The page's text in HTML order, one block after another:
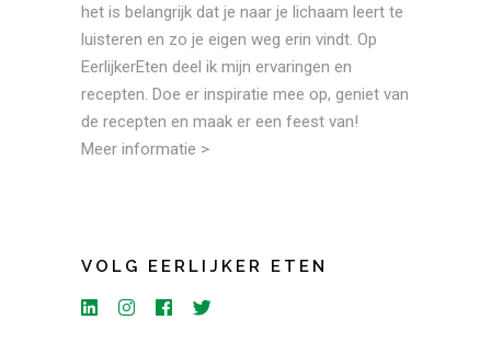
het is belangrijk dat je naar je lichaam leert te
luisteren en zo je eigen weg erin vindt. Op
EerlijkerEten deel ik mijn ervaringen en
recepten. Doe er inspiratie mee op, geniet van
de recepten en maak er een feest van!
Meer informatie >
VOLG EERLIJKER ETEN